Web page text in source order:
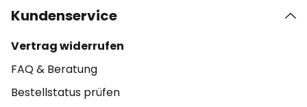
Kundenservice
Vertrag widerrufen
FAQ & Beratung
Bestellstatus prüfen